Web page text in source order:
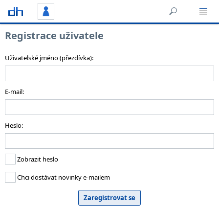
Registrace uživatele
Uživatelské jméno (přezdívka):
E-mail:
Heslo:
Zobrazit heslo
Chci dostávat novinky e-mailem